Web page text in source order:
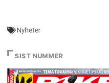
Nyheter
SIST NUMMER